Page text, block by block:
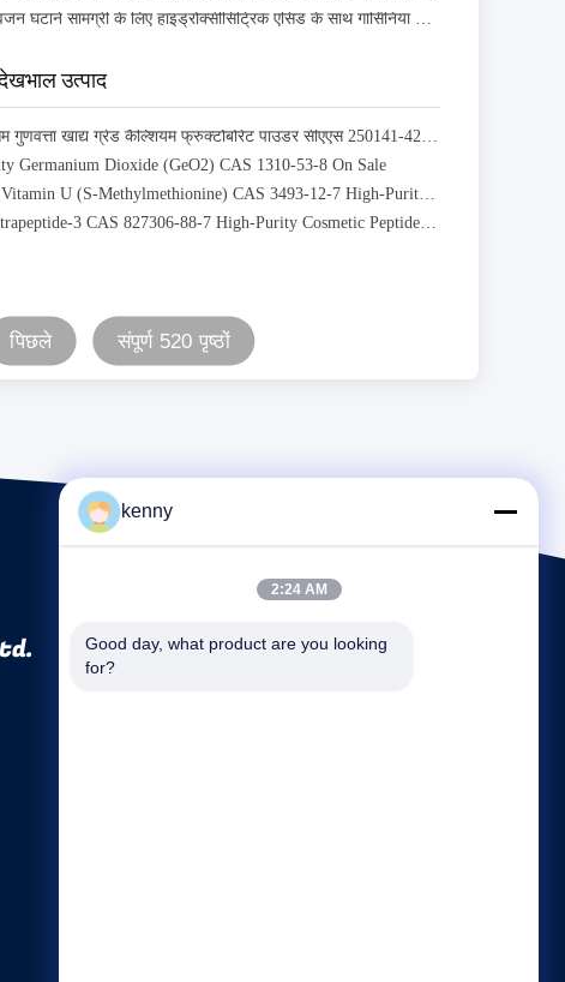
प्राकृतिक वजन घटाने सामग्री के लिए हाइड्रोक्सीसिट्रिक एसिड के साथ गार्सिनिया कैंबोगिया अर्क
उत्पाद
बैस्फु सर्वोत्तम गुणवत्ता खाद्य ग्रेड कैल्शियम फ्रुक्टोबोरेट पाउडर सीएएस 250141-42-5 खाद्य आहार पूरक के लिए उच्च जल घुलनशील
Germanium Dioxide (GeO2) CAS 1310-53-8 On Sale
Premium Vitamin U (S-Methylmethionine) CAS 3493-12-7 High-Purity Natural Active Ingredient for Cosmetic, Food
Acetyl Tetrapeptide-3 CAS 827306-88-7 High-Purity Cosmetic Peptide for Advanced Eye Area Care
पिछले संपूर्ण 520 पृष्ठों
kenny
2:24 AM
Good day, what product are you looking
for?